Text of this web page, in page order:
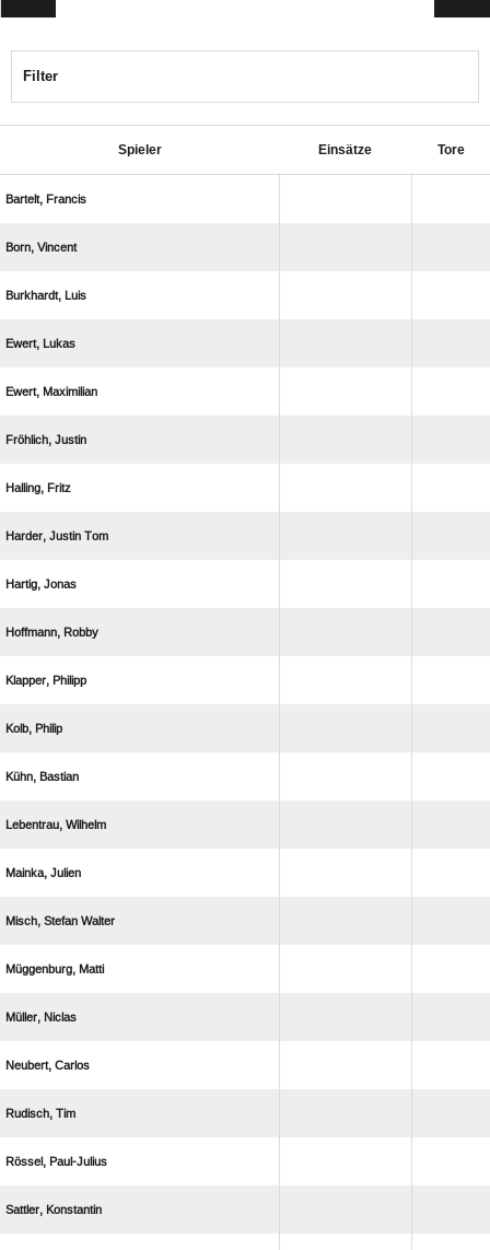
Filter
Spieler Einsätze Tore
 
 
 
 
 
 
 
  
 
 
 
 
 
 
 
  
 
 
 
 
 
 